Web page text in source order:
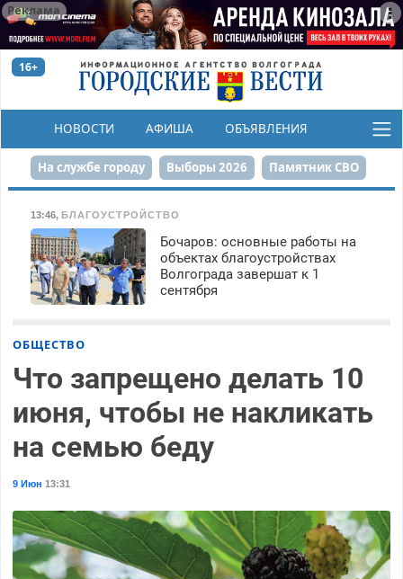
Реклама
16+
НОВОСТИ АФИША ОБЪЯВЛЕНИЯ
КОНКУРСЫ
На службе городу Выборы 2026 Памятник СВО
Сталинград в сердце
Набережная День Победы Реконструкция ЦПКиО
80-летие Победы Парк Героев-летчиков
13:46, БЛАГОУСТРОЙСТВО
Бочаров: основные работы на
объектах благоустройствах
Волгограда завершат к 1
сентября
ОБЩЕСТВО
Что запрещено делать 10
июня, чтобы не накликать
на семью беду
9 Июн 13:31